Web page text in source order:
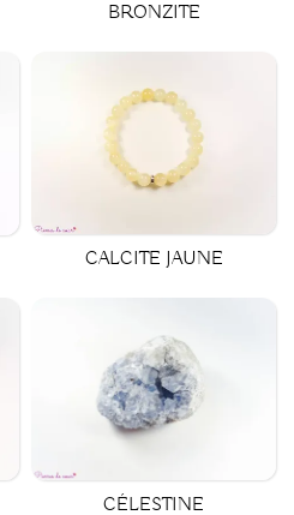
BRONZITE
CALCITE JAUNE
CÉLESTINE